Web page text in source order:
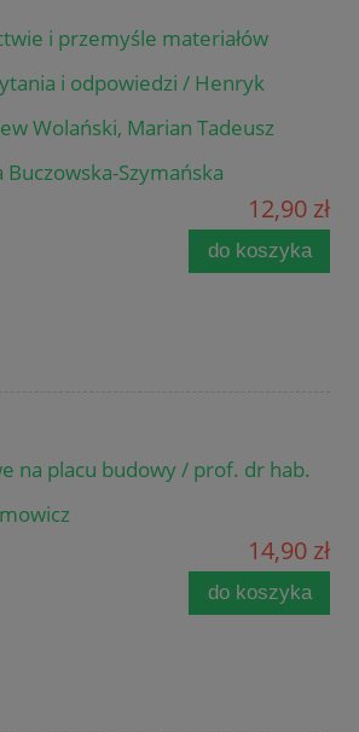
i przemyśle materiałów
i odpowiedzi / Henryk
Wolański, Marian Tadeusz
Buczowska-Szymańska
12,90 zł
do koszyka
na placu budowy / prof. dr hab.
14,90 zł
do koszyka